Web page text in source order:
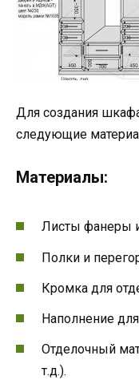
Для создания
следующие
Материалы:
Листы фанеры
Полки и
Кромка для
Наполнение
Отделочный
т.д.).